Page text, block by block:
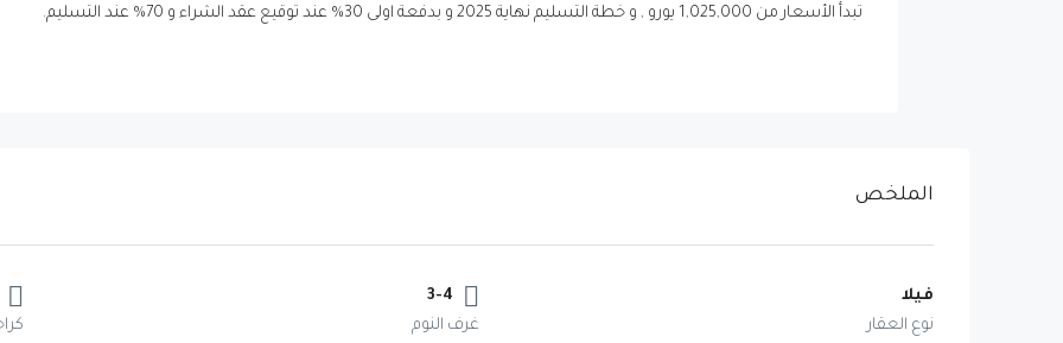
تبدأ الأسعار من 1,025,000 يورو , و خطة التسليم نهاية 2025 و بدفعة اولى 30% عند توقيع عقد الشراء و 70% عند التسليم.
الملخص
فيلا
نوع العقار
3-4
غرف النوم